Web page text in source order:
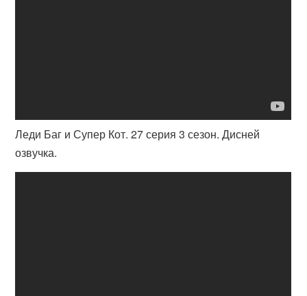
Леди Баг и Супер Кот. 27 серия 3 сезон. Дисней
озвучка.